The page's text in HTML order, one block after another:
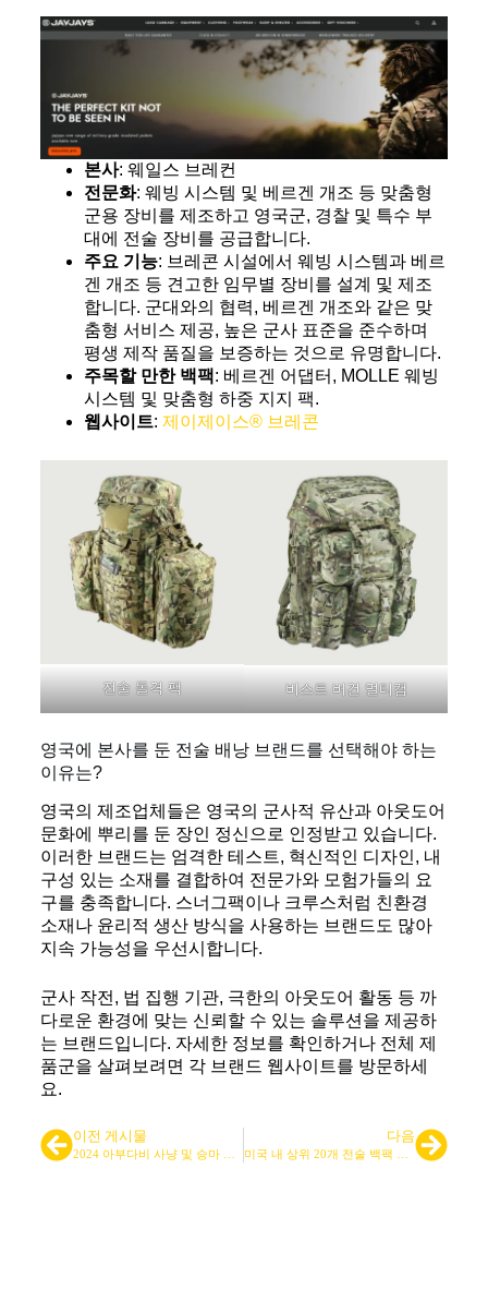
본사: 웨일스 브레컨
전문화: 웨빙 시스템 및 베르겐 개조 등 맞춤형
군용 장비를 제조하고 영국군, 경찰 및 특수 부
대에 전술 장비를 공급합니다.
주요 기능: 브레콘 시설에서 웨빙 시스템과 베르
겐 개조 등 견고한 임무별 장비를 설계 및 제조
합니다. 군대와의 협력, 베르겐 개조와 같은 맞
춤형 서비스 제공, 높은 군사 표준을 준수하며
평생 제작 품질을 보증하는 것으로 유명합니다.
주목할 만한 백팩: 베르겐 어댑터, MOLLE 웨빙
시스템 및 맞춤형 하중 지지 팩.
웹사이트: 제이제이스® 브레콘
전술 돌격 팩 비스트 버건 멀티캠
영국에 본사를 둔 전술 배낭 브랜드를 선택해야 하는
이유는?
영국의 제조업체들은 영국의 군사적 유산과 아웃도어
문화에 뿌리를 둔 장인 정신으로 인정받고 있습니다.
이러한 브랜드는 엄격한 테스트, 혁신적인 디자인, 내
구성 있는 소재를 결합하여 전문가와 모험가들의 요
구를 충족합니다. 스너그팩이나 크루스처럼 친환경
소재나 윤리적 생산 방식을 사용하는 브랜드도 많아
지속 가능성을 우선시합니다.
군사 작전, 법 집행 기관, 극한의 아웃도어 활동 등 까
다로운 환경에 맞는 신뢰할 수 있는 솔루션을 제공하
는 브랜드입니다. 자세한 정보를 확인하거나 전체 제
품군을 살펴보려면 각 브랜드 웹사이트를 방문하세
요.
이전 게시물 다음